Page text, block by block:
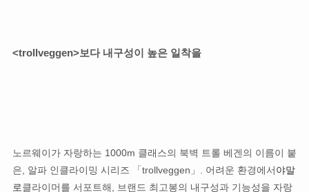
<trollveggen>보다 내구성이 높은 일착을
노르웨이가 자랑하는 1000m 클래스의 북벽 트롤 베겐의 이름이 붙
은, 알파 인클라이밍 시리즈 「trollveggen」. 어려운 환경에서야말
로클라이머를 서포트해, 브랜드 최고봉의 내구성과 기능성을 자랑